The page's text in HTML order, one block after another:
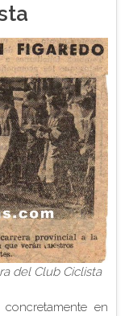
del Club Ciclista
en